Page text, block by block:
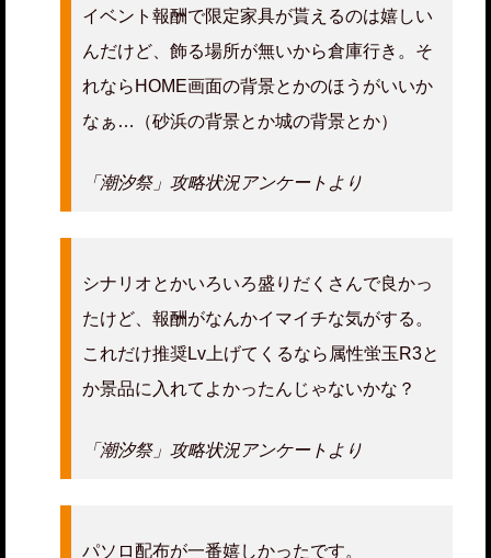
イベント報酬で限定家具が貰えるのは嬉しい
んだけど、飾る場所が無いから倉庫行き。そ
れならHOME画面の背景とかのほうがいいか
なぁ…（砂浜の背景とか城の背景とか）
「潮汐祭」攻略状況アンケートより
シナリオとかいろいろ盛りだくさんで良かっ
たけど、報酬がなんかイマイチな気がする。
これだけ推奨Lv上げてくるなら属性蛍玉R3と
か景品に入れてよかったんじゃないかな？
「潮汐祭」攻略状況アンケートより
パソロ配布が一番嬉しかったです。